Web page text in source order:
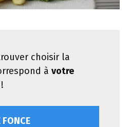
choisir la
à votre
!
FONCE